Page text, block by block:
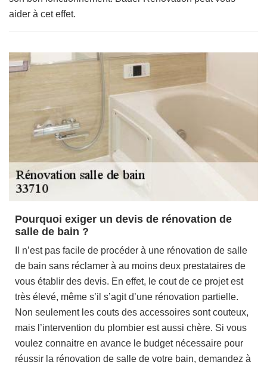
aider à cet effet.
Pourquoi exiger un devis de rénovation de
salle de bain ?
Il n’est pas facile de procéder à une rénovation de salle
de bain sans réclamer à au moins deux prestataires de
vous établir des devis. En effet, le cout de ce projet est
très élevé, même s’il s’agit d’une rénovation partielle.
Non seulement les couts des accessoires sont couteux,
mais l’intervention du plombier est aussi chère. Si vous
voulez connaitre en avance le budget nécessaire pour
réussir la rénovation de salle de votre bain, demandez à